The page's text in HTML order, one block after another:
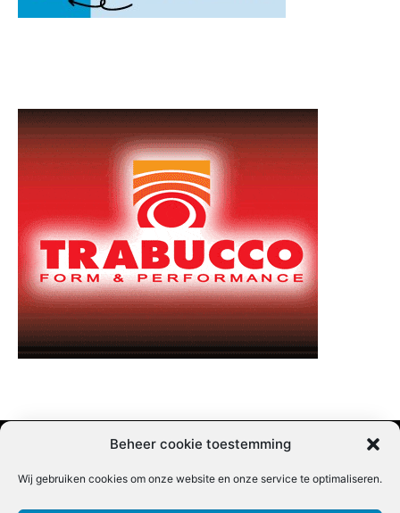
Beheer cookie toestemming
Wij gebruiken cookies om onze website en onze service te optimaliseren.